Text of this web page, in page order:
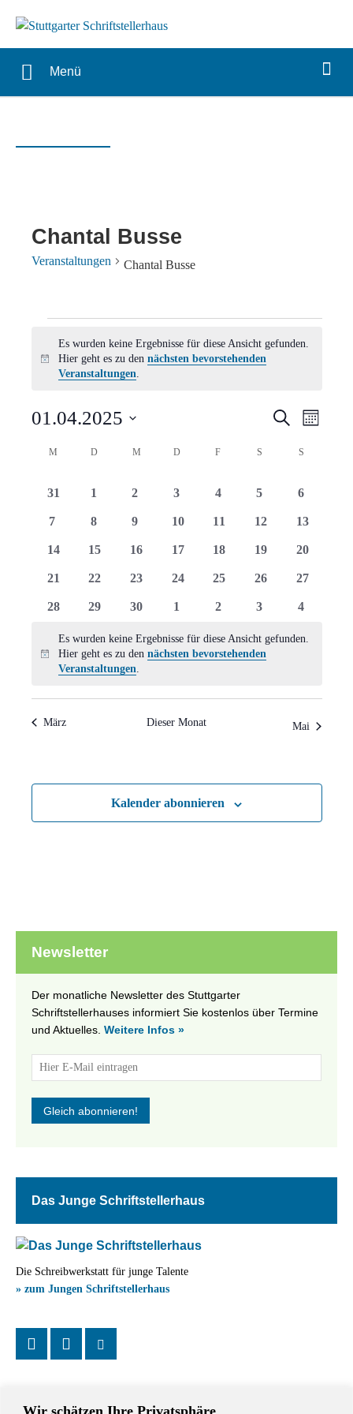
Wir schätzen Ihre Privatsphäre
Menü
Chantal Busse
Veranstaltungen Chantal Busse
Hinweis
Es wurden keine Ergebnisse für diese Ansicht gefunden.
Hier geht es zu den nächsten bevorstehenden
Veranstaltungen.
Suche
SucheMonat
01.04.2025
Kalender
von
Veranstaltungen
M MONTAG
DDIENSTAG
M MITTWOCH
D DONNERSTAG
F FREITAGS SAMSTAG
S
0
31
0
1
0
2
0
3
0
4
0
5
0
6
0
7
0
8
0
9
0
10
0
11
0
12
0
13
0
14
0
15
0
16
0
17
0
18
0
19
0
20
0
21
0
22
0
23
0
24
0
25
0
26
0
27
0
28
0
29
0
30
0
1
0
2
0
3
0
4
Hinweis
Es wurden keine Ergebnisse für diese Ansicht gefunden.
Hier geht es zu den nächsten bevorstehenden
Veranstaltungen.
März Dieser Monat Mai
Kalender abonnieren
Newsletter
Der monatliche Newsletter des Stuttgarter
Schriftstellerhauses informiert Sie kostenlos über Termine
und Aktuelles. Weitere Infos »
Das Junge Schriftstellerhaus
Die Schreibwerkstatt für junge Talente
» zum Jungen Schriftstellerhaus